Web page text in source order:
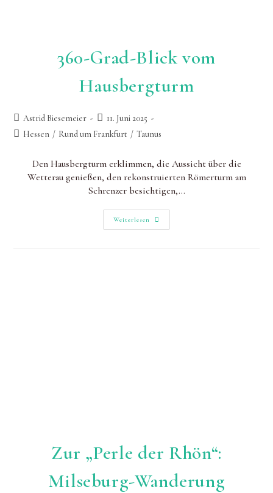
360-Grad-Blick vom
Hausbergturm
Beitrags-
Autor:
Astrid Biesemeier
Beitrag
zuletzt
11. Juni 2025
Beitrags-
Hessen / Rund um Frankfurt / Taunus
Den Hausbergturm erklimmen, die Aussicht über die
Wetterau genießen, den rekonstruierten Römerturm am
Schrenzer besichtigen,…
Weiterlesen
360-
Grad-
Zur „Perle der Rhön“:
Milseburg-Wanderung